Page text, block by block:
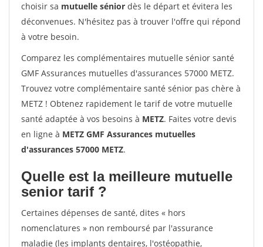
choisir sa mutuelle sénior dès le départ et évitera les
déconvenues. N'hésitez pas à trouver l'offre qui répond
à votre besoin.
Comparez les complémentaires mutuelle sénior santé
GMF Assurances mutuelles d'assurances 57000 METZ.
Trouvez votre complémentaire santé sénior pas chère à
METZ ! Obtenez rapidement le tarif de votre mutuelle
santé adaptée à vos besoins à METZ. Faites votre devis
en ligne à METZ GMF Assurances mutuelles
d'assurances 57000 METZ.
Quelle est la meilleure mutuelle
senior tarif ?
Certaines dépenses de santé, dites « hors
nomenclatures » non remboursé par l'assurance
maladie (les implants dentaires, l'ostéopathie,